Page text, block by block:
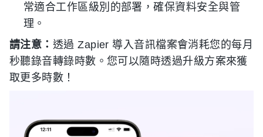
常適合工作區級別的部署，確保資料安全與管
理。
請注意： 透過 Zapier 導入音訊檔案會消耗您的每月
秒聽錄音轉錄時數。您可以隨時透過升級方案來獲
取更多時數！